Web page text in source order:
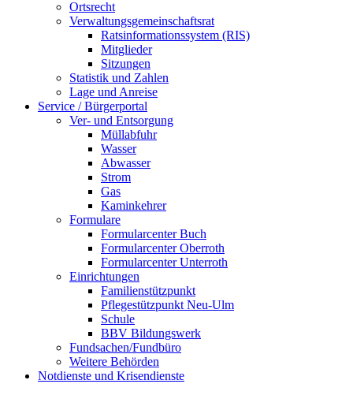
Ortsrecht
Verwaltungsgemeinschaftsrat
Ratsinformationssystem (RIS)
Mitglieder
Sitzungen
Statistik und Zahlen
Lage und Anreise
Service / Bürgerportal
Ver- und Entsorgung
Müllabfuhr
Wasser
Abwasser
Strom
Gas
Kaminkehrer
Formulare
Formularcenter Buch
Formularcenter Oberroth
Formularcenter Unterroth
Einrichtungen
Familienstützpunkt
Pflegestützpunkt Neu-Ulm
Schule
BBV Bildungswerk
Fundsachen/Fundbüro
Weitere Behörden
Notdienste und Krisendienste